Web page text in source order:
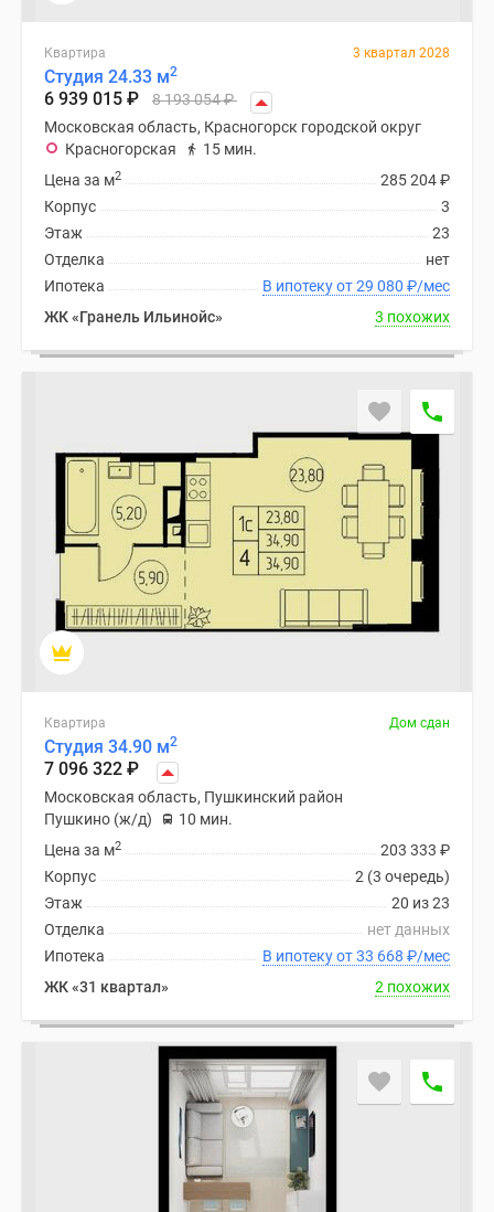
Квартира 3 квартал 2028
Студия 24.33 м2
6 939 015 ₽ 8 193 054₽
Московская область, Красногорск городской округ
Красногорская
15 мин.
285 204₽
Цена за м2
3
Корпус
23
Этаж
нет
Отделка
В ипотеку от 29 080 ₽/мес
Ипотека
ЖК «Гранель Ильинойс»
3 похожих
Квартира Дом сдан
Студия 34.90 м2
7 096 322 ₽
Московская область, Пушкинский район
Пушкино (ж/д)
10 мин.
203 333 ₽
Цена за м2
2 (3 очередь)
Корпус
20 из 23
Этаж
нет данных
Отделка
В ипотеку от 33 668 ₽/мес
Ипотека
ЖК «31 квартал»
2 похожих